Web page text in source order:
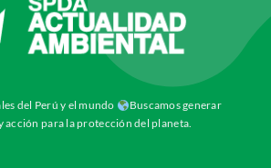
del Perú y el mundo
Buscamos generar
acción para la protección del planeta.